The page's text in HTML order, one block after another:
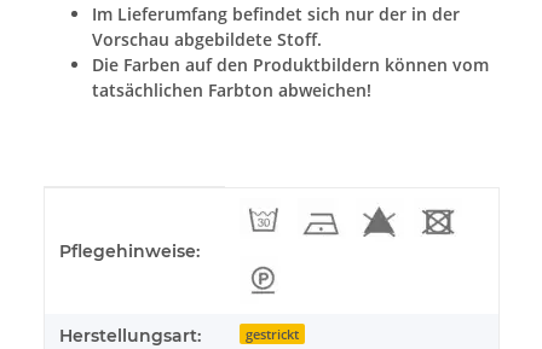
Im Lieferumfang befindet sich nur der in der
Vorschau abgebildete Stoff.
Die Farben auf den Produktbildern können vom
tatsächlichen Farbton abweichen!
Pflegehinweise:
Herstellungsart: gestrickt